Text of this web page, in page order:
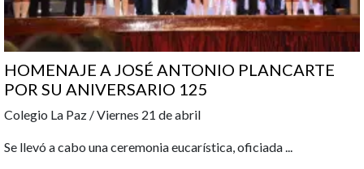
HOMENAJE A JOSÉ ANTONIO PLANCARTE
POR SU ANIVERSARIO 125
Colegio La Paz / Viernes 21 de abril
Se llevó a cabo una ceremonia eucarística, oficiada